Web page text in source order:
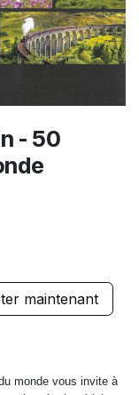
- 50
maintenant
monde vous invite à